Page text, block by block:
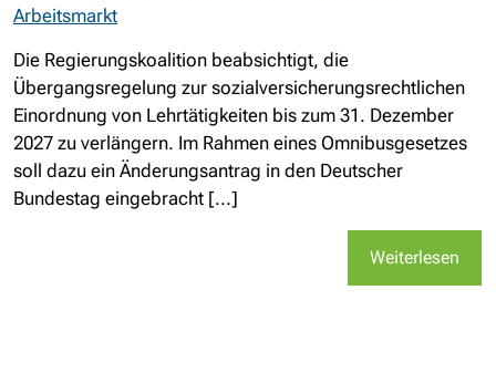
Arbeitsmarkt
Die Regierungskoalition beabsichtigt, die
Übergangsregelung zur sozialversicherungsrechtlichen
Einordnung von Lehrtätigkeiten bis zum 31. Dezember
2027 zu verlängern. Im Rahmen eines Omnibusgesetzes
soll dazu ein Änderungsantrag in den Deutscher
Bundestag eingebracht [...]
Weiterlesen